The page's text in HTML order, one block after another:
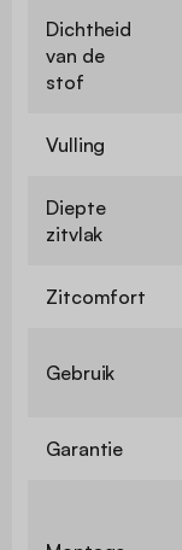
Dichtheid
van de
stof
Vulling
Diepte
zitvlak
Zitcomfort
Gebruik
Garantie